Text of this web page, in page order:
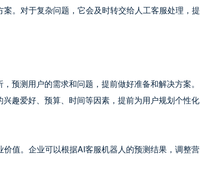
。对于复杂问题，它会及时转交给人工客服处理，提
，预测用户的需求和问题，提前做好准备和解决方案。
趣爱好、预算、时间等因素，提前为用户规划个性化
值。企业可以根据AI客服机器人的预测结果，调整营